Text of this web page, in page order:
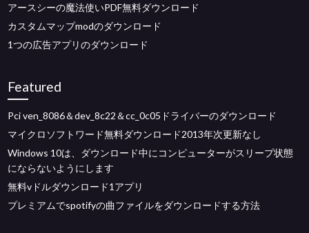
アースシーの魔法使いPDF無料ダウンロード
カスタムマップmodのダウンロード
1つの広告アプリのダウンロード
Featured
Pci ven_8086＆dev_8c22＆cc_0c05ドライバーのダウンロード
マイクロソフトワード無料ダウンロード2013年次更新なし
Windows 10は、ダウンロード中にコンピューターがスリープ状態
にならないようにします
無料vドルダウンロード1アプリ
プレミアムでspotifyの曲ファイルをダウンロードする方法